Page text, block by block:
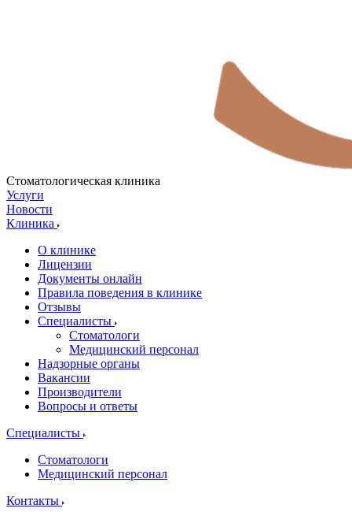
Стоматологическая клиника
Услуги
Новости
Клиника
О клинике
Лицензии
Документы онлайн
Правила поведения в клинике
Отзывы
Специалисты
Стоматологи
Медицинский персонал
Надзорные органы
Вакансии
Производители
Вопросы и ответы
Специалисты
Стоматологи
Медицинский персонал
Контакты